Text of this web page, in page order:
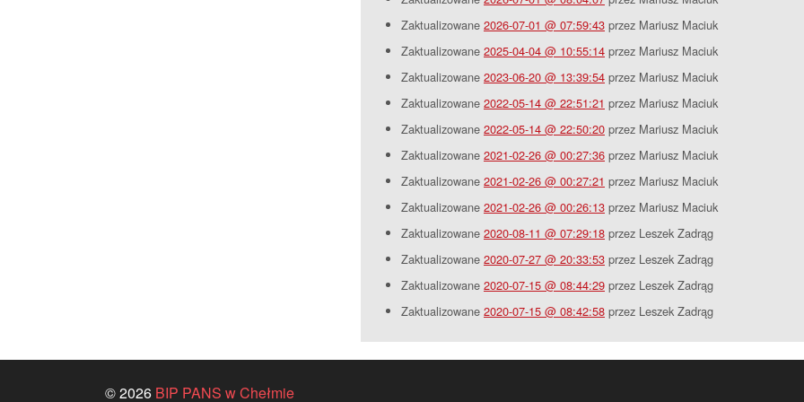
Zaktualizowane 2026-07-01 @ 07:59:43 przez Mariusz Maciuk
Zaktualizowane 2025-04-04 @ 10:55:14 przez Mariusz Maciuk
Zaktualizowane 2023-06-20 @ 13:39:54 przez Mariusz Maciuk
Zaktualizowane 2022-05-14 @ 22:51:21 przez Mariusz Maciuk
Zaktualizowane 2022-05-14 @ 22:50:20 przez Mariusz Maciuk
Zaktualizowane 2021-02-26 @ 00:27:36 przez Mariusz Maciuk
Zaktualizowane 2021-02-26 @ 00:27:21 przez Mariusz Maciuk
Zaktualizowane 2021-02-26 @ 00:26:13 przez Mariusz Maciuk
Zaktualizowane 2020-08-11 @ 07:29:18 przez Leszek Zadrąg
Zaktualizowane 2020-07-27 @ 20:33:53 przez Leszek Zadrąg
Zaktualizowane 2020-07-15 @ 08:44:29 przez Leszek Zadrąg
Zaktualizowane 2020-07-15 @ 08:42:58 przez Leszek Zadrąg
© 2026 BIP PANS w Chełmie